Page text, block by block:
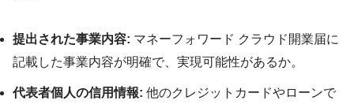
提出された事業内容: マネーフォワード クラウド開業届に
記載した事業内容が明確で、実現可能性があるか。
代表者個人の信用情報: 他のクレジットカードやローンで